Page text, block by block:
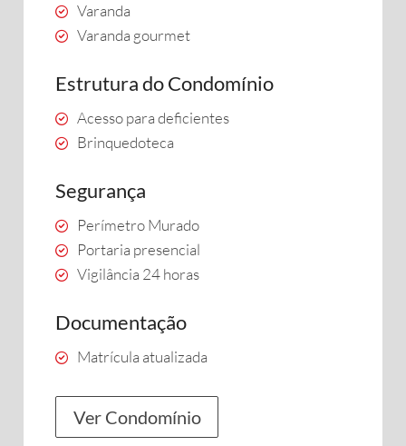
Varanda
Varanda gourmet
Estrutura do Condomínio
Acesso para deficientes
Brinquedoteca
Segurança
Perímetro Murado
Portaria presencial
Vigilância 24 horas
Documentação
Matrícula atualizada
Ver Condomínio